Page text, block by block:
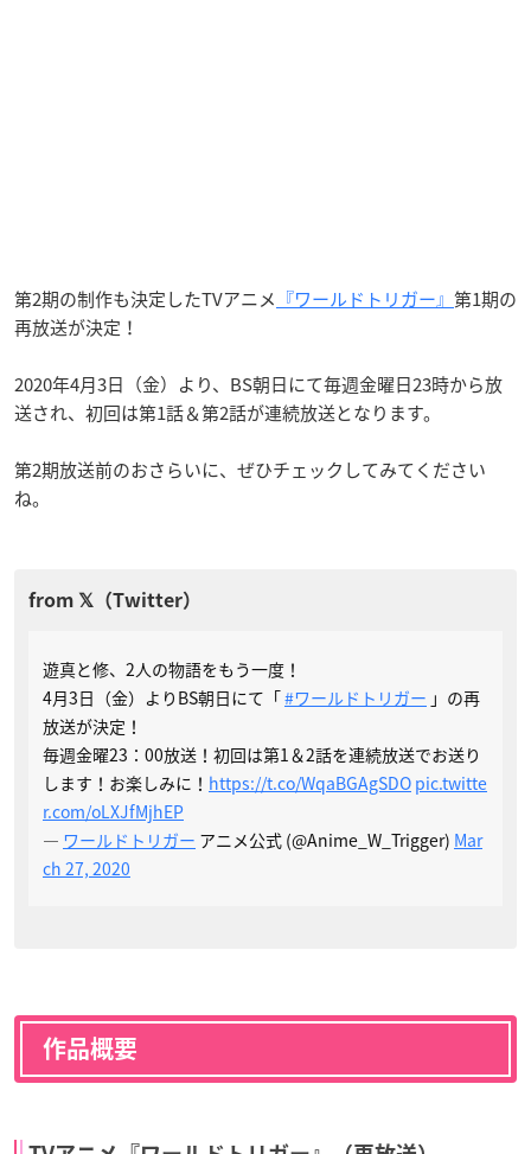
第2期の制作も決定したTVアニメ 『ワールドトリガー』 第1期の
再放送が決定！
2020年4月3日（金）より、BS朝日にて毎週金曜日23時から放
送され、初回は第1話＆第2話が連続放送となります。
第2期放送前のおさらいに、ぜひチェックしてみてください
ね。
遊真と修、2人の物語をもう一度！
4月3日（金）よりBS朝日にて「#ワールドトリガー 」の再
放送が決定！
毎週金曜23：00放送！初回は第1＆2話を連続放送でお送り
します！お楽しみに！ https://t.co/WqaBGAgSDO pic.twitte
r.com/oLXJfMjhEP
— ワールドトリガー アニメ公式 (@Anime_W_Trigger) Mar
ch 27, 2020
作品概要